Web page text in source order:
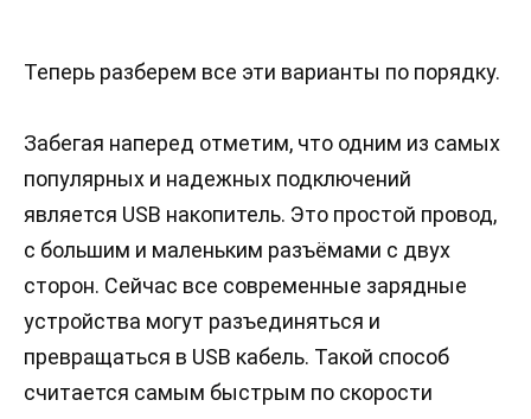
Теперь разберем все эти варианты по порядку.
Забегая наперед отметим, что одним из самых
популярных и надежных подключений
является USB накопитель. Это простой провод,
с большим и маленьким разъёмами с двух
сторон. Сейчас все современные зарядные
устройства могут разъединяться и
превращаться в USB кабель. Такой способ
считается самым быстрым по скорости